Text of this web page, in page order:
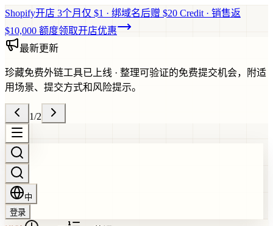
Shopify开店 3个月仅 $1 · 绑域名后赠 $20 Credit · 销售返
$10,000 额度领取开店优惠
最新更新
珍藏免费外链工具已上线 · 整理可验证的免费提交机会，附适
用场景、提交方式和风险提示。
1/2
中
登录